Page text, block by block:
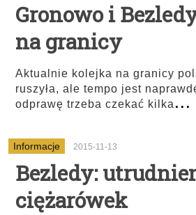
Gronowo i
na granicy
Aktualnie kolejka na granicy
ruszyła, ale tempo jest
odprawę trzeba czekać kilka...
Informacje 2015-11-13
Bezledy:
ciężarówek